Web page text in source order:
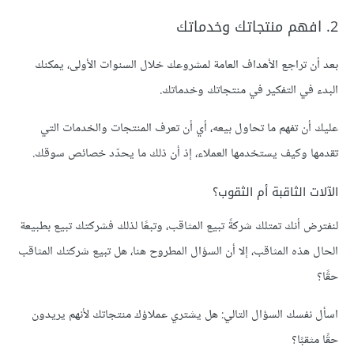
2. افهم منتجاتك وخدماتك
بعد أن تراجع الأهداف العامة لمشروعك خلال السنوات الأولى، يمكنك
البدء في التفكير في منتجاتك وخدماتك.
عليك أن تفهم ما تحاول بيعه، أي أن تعرف المنتجات والخدمات التي
تقدمها وكيف يستخدمها العملاء، إذ أن ذلك ما يحدّد خصائص سوقك.
الآلات الثاقبة أم الثقوب؟
لنفترض أنك تمتلك شركةً تبيع المثاقب، وتبعًا لذلك فشركتك تبيع بطبيعة
الحال هذه المثاقب، إلا أن السؤال المطروح هنا، هل تبيع شركتك المثاقب
حقًا؟
اسأل نفسك السؤال التالي: هل يشتري عملاؤك منتجاتك لأنهم يريدون
حقًا مثقبًا؟